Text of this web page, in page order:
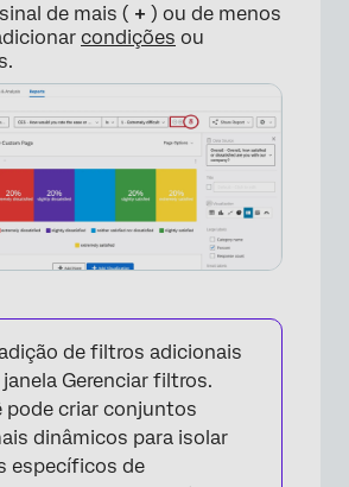
de mais ( + ) ou de menos
condições ou
de filtros adicionais
janela Gerenciar filtros.
pode criar conjuntos
dinâmicos para isolar
específicos de